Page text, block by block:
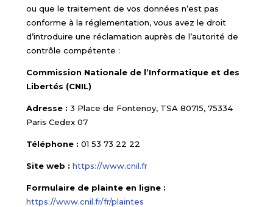
ou que le traitement de vos données n’est pas
conforme à la réglementation, vous avez le droit
d’introduire une réclamation auprès de l’autorité de
contrôle compétente :
Commission Nationale de l’Informatique et des
Libertés (CNIL)
Adresse : 3 Place de Fontenoy, TSA 80715, 75334
Paris Cedex 07
Téléphone : 01 53 73 22 22
Site web : https://www.cnil.fr
Formulaire de plainte en ligne :
https://www.cnil.fr/fr/plaintes